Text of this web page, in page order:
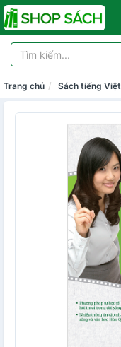
Trang chủ Sách tiếng Việt